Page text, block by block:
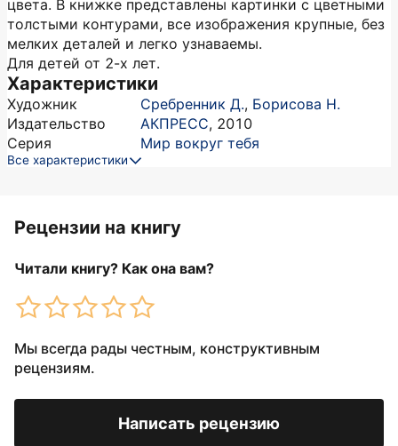
цвета. В книжке представлены картинки с цветными
толстыми контурами, все изображения крупные, без
мелких деталей и легко узнаваемы.
Для детей от 2-х лет.
Характеристики
Художник Сребренник Д., Борисова Н.
Издательство
АКПРЕСС, 2010
Серия
Мир вокруг тебя
Все характеристики
Рецензии на книгу
Читали книгу? Как она вам?
Мы всегда рады честным, конструктивным
рецензиям.
Написать рецензию